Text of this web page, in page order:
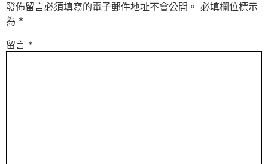
發佈留言必須填寫的電子郵件地址不會公開。 必填欄位標示
為 *
留言 *